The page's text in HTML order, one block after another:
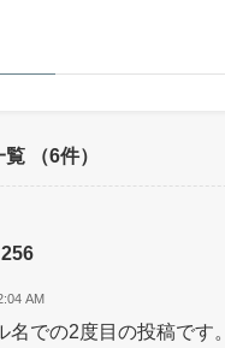
覧 （6件）
AM
名での2度目の投稿です。